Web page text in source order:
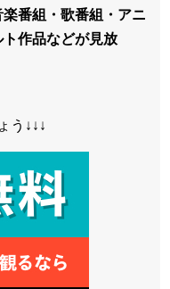
番組・歌番組・アニ
作品などが見放
う↓↓↓